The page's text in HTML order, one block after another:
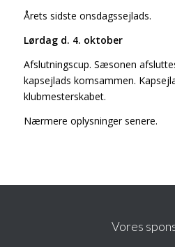
Årets sidste onsdagssejlads.
Lørdag d. 4. oktober
Afslutningscup. Sæsonen
kapsejlads komsammen.
klubmesterskabet.
Nærmere oplysninger senere.
Vores